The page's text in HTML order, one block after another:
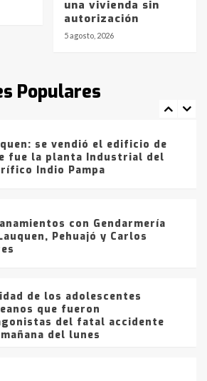
una vivienda sin
autorización
5 agosto, 2026
Populares
y heladas, en gran parte
detenidos por
de drogas en la
del sábado
se vendió el edificio de
fue la planta Industrial del
Indio Pampa
con Gendarmería
Pehuajó y Carlos
de los adolescentes
que fueron
del fatal accidente
del lunes